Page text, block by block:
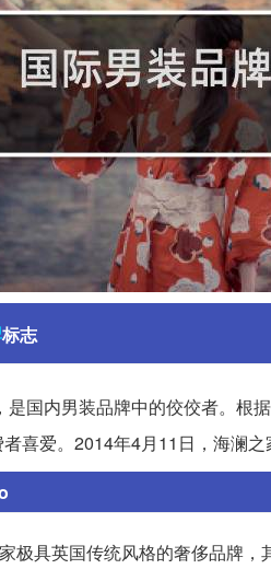
标志
是国内男装品牌中的佼佼者。根
喜爱。2014年4月11日，海澜
极具英国传统风格的奢侈品牌